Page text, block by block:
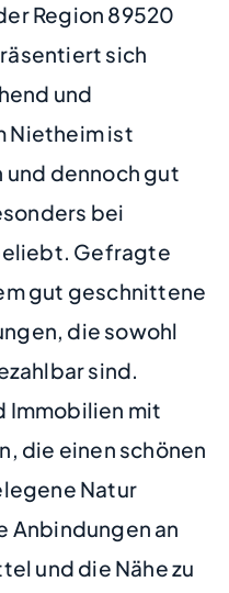
Region 89520
sich
und
Nietheim ist
und dennoch gut
bei
Gefragte
gut geschnittene
die sowohl
sind.
Immobilien mit
die einen schönen
Natur
Anbindungen an
und die Nähe zu